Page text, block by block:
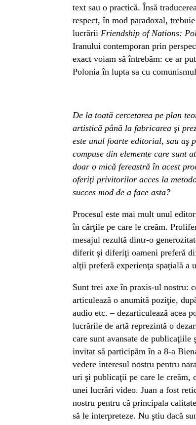
text sau o practică. Însă
respect, în mod paradoxal,
lucrării Friendship of Nations:
Iranului contemporan prin
exact voiam să întrebăm: ce ar
Polonia în lupta sa cu
De la toată cercetarea pe plan
artistică până la fabricarea şi
este unul foarte editorial, sau aş
compuse din elemente care sunt
doar o mică fereastră în acest
oferiţi privitorilor acces la
succes mod de a face asta?
Procesul este mai mult unul
în cărţile pe care le creăm.
mesajul rezultă dintr-o
diferit şi diferiţi oameni preferă
alţii preferă experienţa spaţială a
Sunt trei axe în praxis-ul nostru:
articulează o anumită poziţie,
audio etc. – dezarticulează acea
lucrările de artă reprezintă o
care sunt avansate de publicaţiile
invitat să participăm în a 8-a
vedere interesul nostru pentru
uri şi publicaţii pe care le creăm,
unei lucrări video. Juan a fost
nostru pentru că principala
să le interpreteze. Nu ştiu dacă